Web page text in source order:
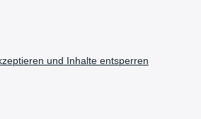
und Inhalte entsperren